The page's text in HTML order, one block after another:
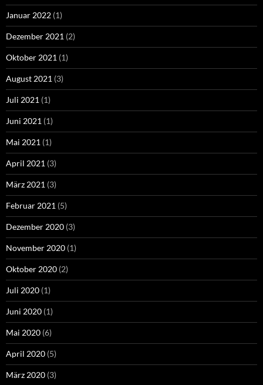
Januar 2022 (1)
Dezember 2021 (2)
Oktober 2021 (1)
August 2021 (3)
Juli 2021 (1)
Juni 2021 (1)
Mai 2021 (1)
April 2021 (3)
März 2021 (3)
Februar 2021 (5)
Dezember 2020 (3)
November 2020 (1)
Oktober 2020 (2)
Juli 2020 (1)
Juni 2020 (1)
Mai 2020 (6)
April 2020 (5)
März 2020 (3)